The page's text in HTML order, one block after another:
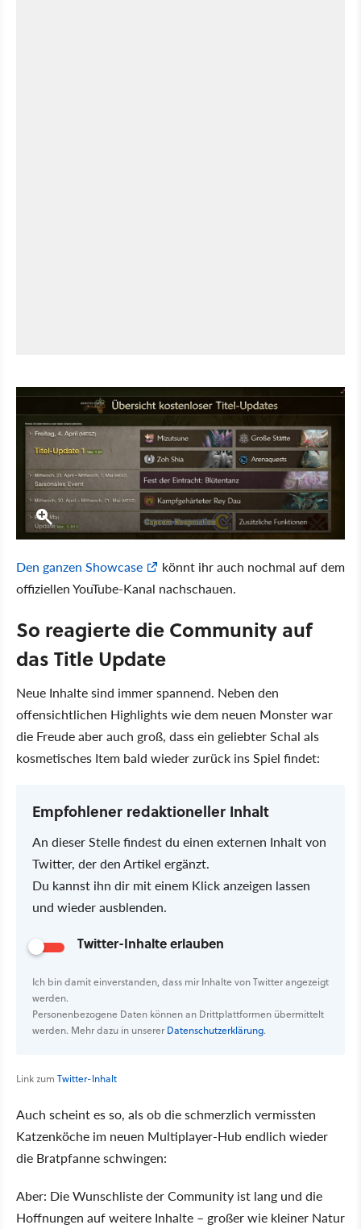
Den ganzen Showcase
könnt ihr auch nochmal auf dem
offiziellen YouTube-Kanal nachschauen.
So reagierte die Community auf
das Title Update
Neue Inhalte sind immer spannend. Neben den
offensichtlichen Highlights wie dem neuen Monster war
die Freude aber auch groß, dass ein geliebter Schal als
kosmetisches Item bald wieder zurück ins Spiel findet:
Empfohlener redaktioneller Inhalt
An dieser Stelle findest du einen externen Inhalt von
Twitter, der den Artikel ergänzt.
Du kannst ihn dir mit einem Klick anzeigen lassen
und wieder ausblenden.
Twitter-Inhalte erlauben
Ich bin damit einverstanden, dass mir Inhalte von Twitter angezeigt
werden.
Personenbezogene Daten können an Drittplattformen übermittelt
werden. Mehr dazu in unsererDatenschutzerklärung.
Link zum Twitter-Inhalt
Auch scheint es so, als ob die schmerzlich vermissten
Katzenköche im neuen Multiplayer-Hub endlich wieder
die Bratpfanne schwingen:
Aber: Die Wunschliste der Community ist lang und die
Hoffnungen auf weitere Inhalte – großer wie kleiner Natur